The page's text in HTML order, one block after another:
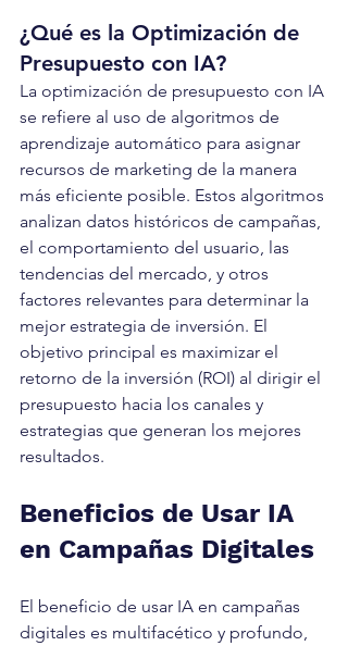
¿Qué es la Optimización de
Presupuesto con IA?
La optimización de presupuesto con IA
se refiere al uso de algoritmos de
aprendizaje automático para asignar
recursos de marketing de la manera
más eficiente posible. Estos algoritmos
analizan datos históricos de campañas,
el comportamiento del usuario, las
tendencias del mercado, y otros
factores relevantes para determinar la
mejor estrategia de inversión. El
objetivo principal es maximizar el
retorno de la inversión (ROI) al dirigir el
presupuesto hacia los canales y
estrategias que generan los mejores
resultados.
Beneficios de Usar IA
en Campañas Digitales
El beneficio de usar IA en campañas
digitales es multifacético y profundo,